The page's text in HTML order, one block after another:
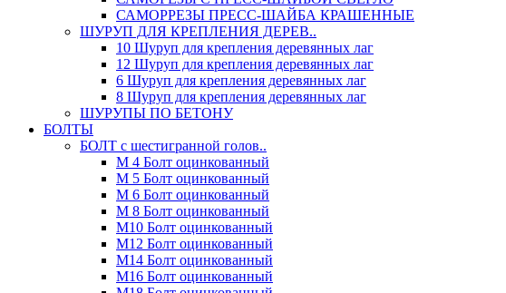
САМОРРЕЗЫ ПРЕСС-ШАЙБА КРАШЕННЫЕ
ШУРУП ДЛЯ КРЕПЛЕНИЯ ДЕРЕВ..
10 Шуруп для крепления деревянных лаг
12 Шуруп для крепления деревянных лаг
6 Шуруп для крепления деревянных лаг
8 Шуруп для крепления деревянных лаг
ШУРУПЫ ПО БЕТОНУ
БОЛТЫ
БОЛТ с шестигранной голов..
М 4 Болт оцинкованный
М 5 Болт оцинкованный
М 6 Болт оцинкованный
М 8 Болт оцинкованный
М10 Болт оцинкованный
М12 Болт оцинкованный
М14 Болт оцинкованный
М16 Болт оцинкованный